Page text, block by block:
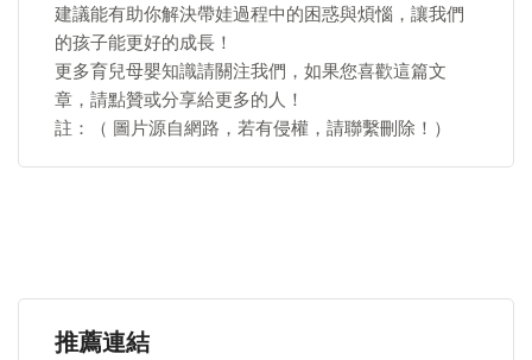
建議能有助你解決帶娃過程中的困惑與煩惱，讓我們
的孩子能更好的成長！
更多育兒母嬰知識請關注我們，如果您喜歡這篇文
章，請點贊或分享給更多的人！
註：（ 圖片源自網路，若有侵權，請聯繫刪除！）
推薦連結